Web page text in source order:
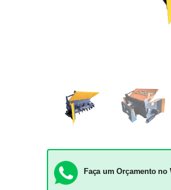
Faça um Orçamento no